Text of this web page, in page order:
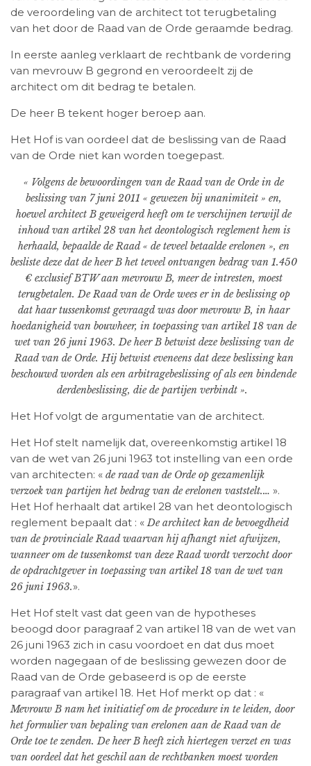
de veroordeling van de architect tot terugbetaling
van het door de Raad van de Orde geraamde bedrag.
In eerste aanleg verklaart de rechtbank de vordering
van mevrouw B gegrond en veroordeelt zij de
architect om dit bedrag te betalen.
De heer B tekent hoger beroep aan.
Het Hof is van oordeel dat de beslissing van de Raad
van de Orde niet kan worden toegepast.
« Volgens de bewoordingen van de Raad van de Orde in de
beslissing van 7 juni 2011 « gewezen bij unanimiteit » en,
hoewel architect B geweigerd heeft om te verschijnen terwijl de
inhoud van artikel 28 van het deontologisch reglement hem is
herhaald, bepaalde de Raad « de teveel betaalde erelonen », en
besliste deze dat de heer B het teveel ontvangen bedrag van 1.450
€ exclusief BTW aan mevrouw B, meer de intresten, moest
terugbetalen. De Raad van de Orde wees er in de beslissing op
dat haar tussenkomst gevraagd was door mevrouw B, in haar
hoedanigheid van bouwheer, in toepassing van artikel 18 van de
wet van 26 juni 1963. De heer B betwist deze beslissing van de
Raad van de Orde. Hij betwist eveneens dat deze beslissing kan
beschouwd worden als een arbitragebeslissing of als een bindende
derdenbeslissing, die de partijen verbindt ».
Het Hof volgt de argumentatie van de architect.
Het Hof stelt namelijk dat, overeenkomstig artikel 18
van de wet van 26 juni 1963 tot instelling van een orde
van architecten: « de raad van de Orde op gezamenlijk
verzoek van partijen het bedrag van de erelonen vaststelt.… ».
Het Hof herhaalt dat artikel 28 van het deontologisch
reglement bepaalt dat : «De architect kan de bevoegdheid
van de provinciale Raad waarvan hij afhangt niet afwijzen,
wanneer om de tussenkomst van deze Raad wordt verzocht door
de opdrachtgever in toepassing van artikel 18 van de wet van
26 juni 1963.».
Het Hof stelt vast dat geen van de hypotheses
beoogd door paragraaf 2 van artikel 18 van de wet van
26 juni 1963 zich in casu voordoet en dat dus moet
worden nagegaan of de beslissing gewezen door de
Raad van de Orde gebaseerd is op de eerste
paragraaf van artikel 18. Het Hof merkt op dat : «
Mevrouw B nam het initiatief om de procedure in te leiden, door
het formulier van bepaling van erelonen aan de Raad van de
Orde toe te zenden. De heer B heeft zich hiertegen verzet en was
van oordeel dat het geschil aan de rechtbanken moest worden